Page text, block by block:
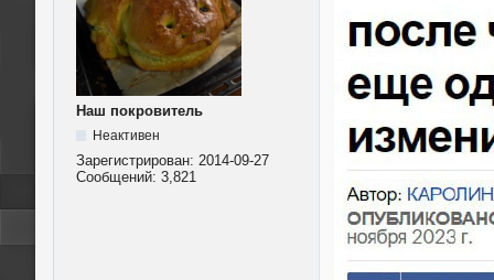
Наш покровитель
Неактивен
Зарегистрирован: 2014-09-27
Сообщений: 3,821